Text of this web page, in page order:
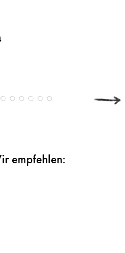
empfehlen: